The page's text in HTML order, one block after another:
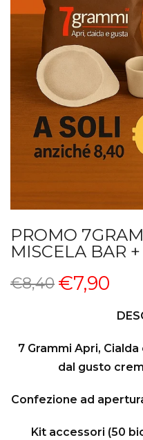
PROMO
MISCELA BAR
€8,40 €7,90
7 Grammi Apri,
dal gusto
Confezione ad
Kit accessori (50